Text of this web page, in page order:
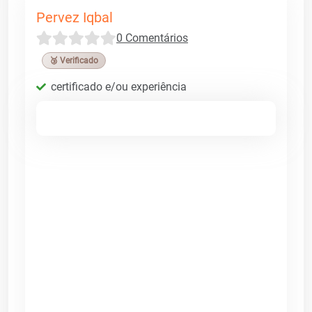
Pervez Iqbal
0 Comentários
🥉 Verificado
certificado e/ou experiência